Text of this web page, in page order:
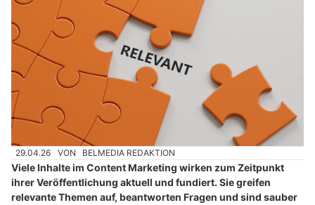
29.04.26 VON BELMEDIA REDAKTION
Viele Inhalte im Content Marketing wirken zum Zeitpunkt
ihrer Veröffentlichung aktuell und fundiert. Sie greifen
relevante Themen auf, beantworten Fragen und sind sauber